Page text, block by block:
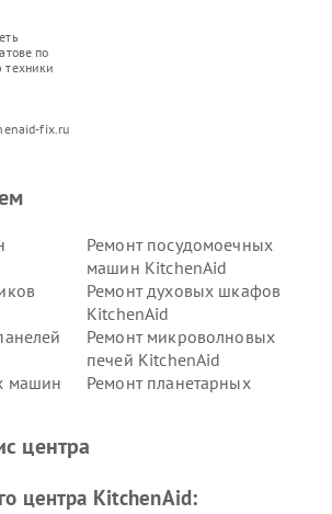
по
техники
fix.ru
Ремонт посудомоечных
машин KitchenAid
Ремонт духовых шкафов
KitchenAid
Ремонт микроволновых
печей KitchenAid
машин
Ремонт планетарных
центра
центра KitchenAid: